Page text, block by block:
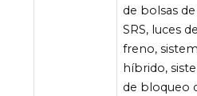
de bolsas
SRS, luces
freno,
híbrido,
de bloqueo